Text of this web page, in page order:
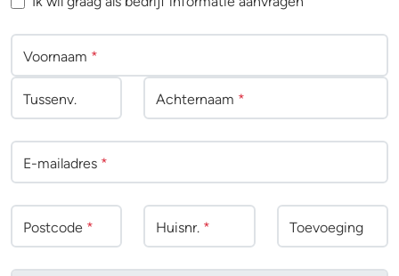
Voornaam *
Tussenv. Achternaam *
E-mailadres *
Postcode * Huisnr. * Toevoeging